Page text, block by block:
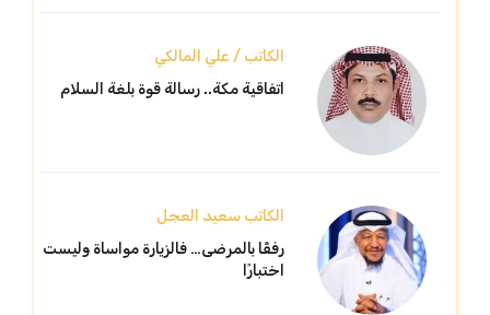
الكاتب / علي المالكي
اتفاقية مكة.. رسالة قوة بلغة السلام
الكاتب سعيد العجل
رفقًا بالمرضى… فالزيارة مواساة وليست
اختبارًا